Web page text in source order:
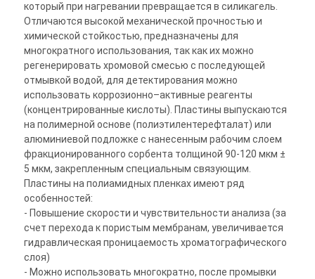
который при нагревании превращается в силикагель.
Отличаются высокой механической прочностью и
химической стойкостью, предназначены для
многократного использования, так как их можно
регенерировать хромовой смесью с последующей
отмывкой водой, для детектирования можно
использовать коррозионно–активные реагенты
(концентрированные кислоты). Пластины выпускаются
на полимерной основе (полиэтилентерефталат) или
алюминиевой подложке с нанесенным рабочим слоем
фракционированного сорбента толщиной 90-120 мкм ±
5 мкм, закрепленным специальным связующим.
Пластины на полиамидных пленках имеют ряд
особенностей:
- Повышение скорости и чувствительности анализа (за
счет перехода к пористым мембранам, увеличивается
гидравлическая проницаемость хроматографического
слоя)
- Можно использовать многократно, после промывки